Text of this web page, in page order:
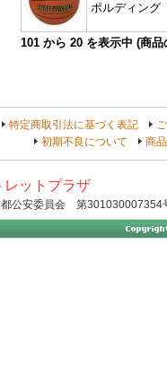
ポルディング
101 から 20 を表示中 (商
特定商取引法に基づく表記
初期不良について
商
レットプラザ
公安委員会 第301030007354